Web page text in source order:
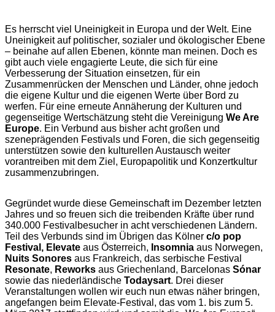
Es herrscht viel Uneinigkeit in Europa und der Welt. Eine
Uneinigkeit auf politischer, sozialer und ökologischer Ebene
– beinahe auf allen Ebenen, könnte man meinen. Doch es
gibt auch viele engagierte Leute, die sich für eine
Verbesserung der Situation einsetzen, für ein
Zusammenrücken der Menschen und Länder, ohne jedoch
die eigene Kultur und die eigenen Werte über Bord zu
werfen. Für eine erneute Annäherung der Kulturen und
gegenseitige Wertschätzung steht die Vereinigung We Are
Europe. Ein Verbund aus bisher acht großen und
szeneprägenden Festivals und Foren, die sich gegenseitig
unterstützen sowie den kulturellen Austausch weiter
vorantreiben mit dem Ziel, Europapolitik und Konzertkultur
zusammenzubringen.
Gegründet wurde diese Gemeinschaft im Dezember letzten
Jahres und so freuen sich die treibenden Kräfte über rund
340.000 Festivalbesucher in acht verschiedenen Ländern.
Teil des Verbunds sind im Übrigen das Kölner c/o pop
Festival, Elevate aus Österreich, Insomnia aus Norwegen,
Nuits Sonores aus Frankreich, das serbische Festival
Resonate, Reworks aus Griechenland, Barcelonas Sónar
sowie das niederländische Todaysart. Drei dieser
Veranstaltungen wollen wir euch nun etwas näher bringen,
angefangen beim Elevate-Festival, das vom 1. bis zum 5.